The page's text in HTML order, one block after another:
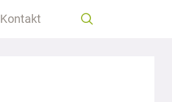
Kontakt